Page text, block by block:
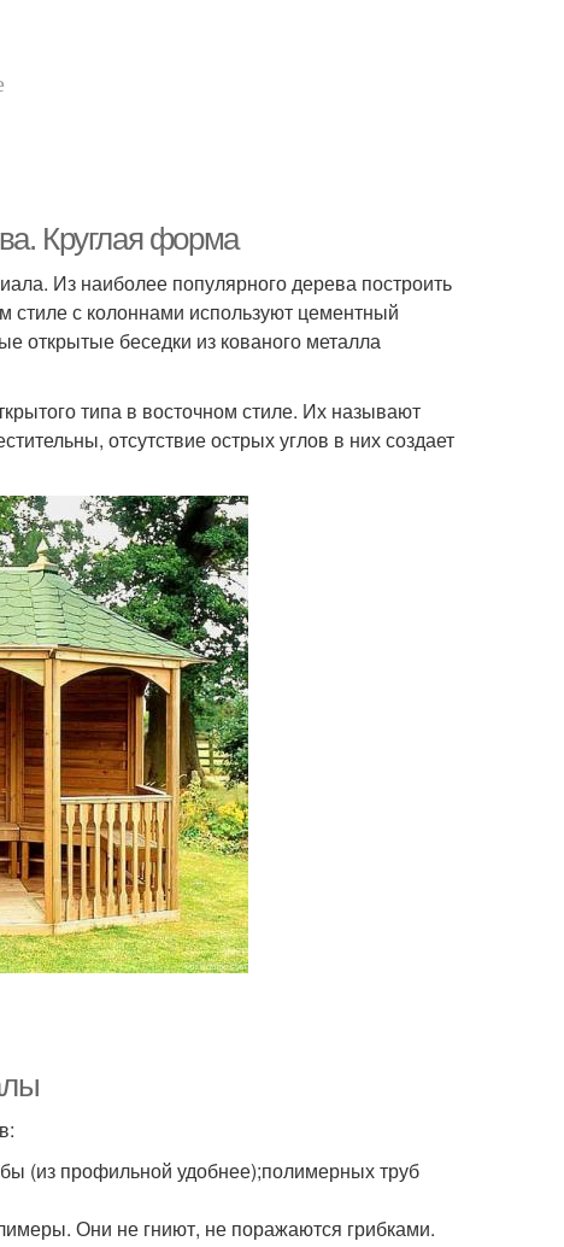
Круглая форма
Из наиболее популярного дерева построить
стиле с колоннами используют цементный
открытые беседки из кованого металла
типа в восточном стиле. Их называют
отсутствие острых углов в них создает
(из профильной удобнее);полимерных труб
Они не гниют, не поражаются грибками.